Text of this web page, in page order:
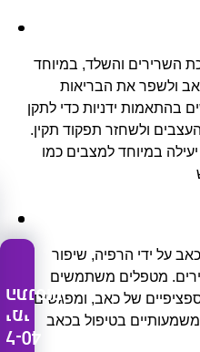
השרירים והשלד, במיוחד
ולשפר את הבריאות
בהתאמות ידניות כדי לתקן
ולשחזר תפקוד תקין.
יעילה במיוחד למצבים כמו
על ידי הרפיה, שיפור
מטפלים משתמשים
ספציפיים של כאב, ומפגשים
משמעותיים בטיפול בכאב
ל-40
ימי
התנסות